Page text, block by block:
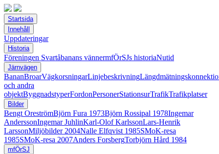
Startsida
Innehåll
Uppdateringar
Historia
Föreningen Svartåbanans vännermfÖrSJs historiaNutid
Järnvägen
BananBroarVägkorsningarLinjebeskrivning
och andra
objektByggnadstyperFordonPersonerStationsurTrafikTrafikplatser
Bilder
Bengt OreströmBjörn Fura 1973Björn Rossipal 1978Ingemar
AnderssonIngemar JuhlinKarl-Olof KarlssonLars-Henrik
LarssonMiljöbilder 2004Nalle Elfqvist 1985SMoK-resa
1985SMoK-resa 2007Anders ForsbergTorbjörn Hård 1984
mfÖrSJ